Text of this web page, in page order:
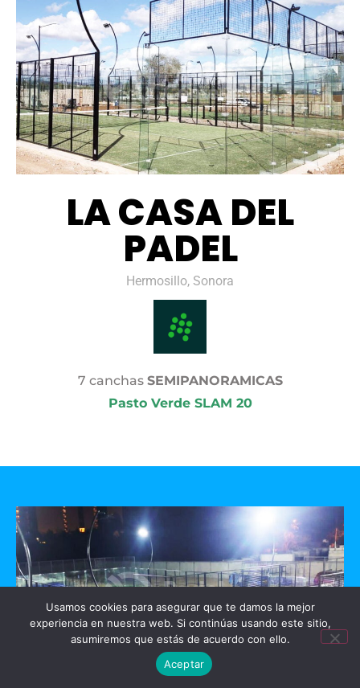
LA CASA DEL
PADEL
Hermosillo, Sonora
7 canchas SEMIPANORAMICAS
Pasto Verde SLAM 20
Usamos cookies para asegurar que te damos la mejor
experiencia en nuestra web. Si continúas usando este sitio,
asumiremos que estás de acuerdo con ello.
Aceptar